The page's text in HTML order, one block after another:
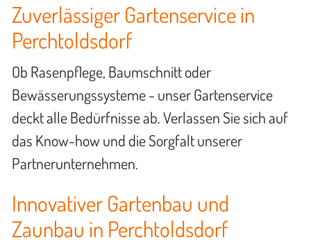
Zuverlässiger Gartenservice in
Perchtoldsdorf
Ob Rasenpflege, Baumschnitt oder
Bewässerungssysteme - unser Gartenservice
deckt alle Bedürfnisse ab. Verlassen Sie sich auf
das Know-how und die Sorgfalt unserer
Partnerunternehmen.
Innovativer Gartenbau und
Zaunbau in Perchtoldsdorf